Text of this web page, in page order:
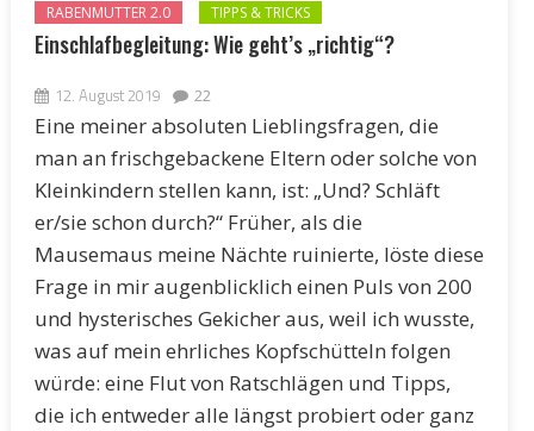
RABENMUTTER 2.0 TIPPS & TRICKS
Einschlafbegleitung: Wie geht’s „richtig“?
12. August 2019 22
Eine meiner absoluten Lieblingsfragen, die
man an frischgebackene Eltern oder solche von
Kleinkindern stellen kann, ist: „Und? Schläft
er/sie schon durch?“ Früher, als die
Mausemaus meine Nächte ruinierte, löste diese
Frage in mir augenblicklich einen Puls von 200
und hysterisches Gekicher aus, weil ich wusste,
was auf mein ehrliches Kopfschütteln folgen
würde: eine Flut von Ratschlägen und Tipps,
die ich entweder alle längst probiert oder ganz